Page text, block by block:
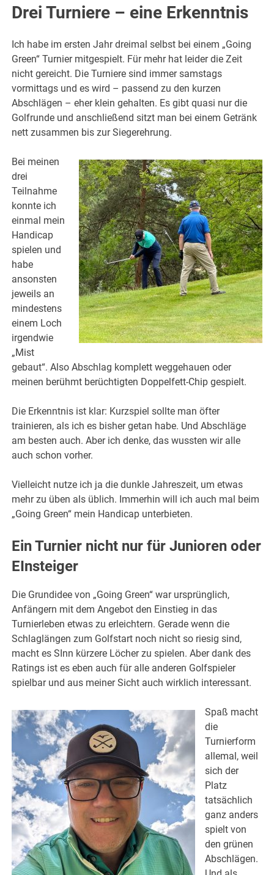
Drei Turniere – eine Erkenntnis
Ich habe im ersten Jahr dreimal selbst bei einem „Going
Green“ Turnier mitgespielt. Für mehr hat leider die Zeit
nicht gereicht. Die Turniere sind immer samstags
vormittags und es wird – passend zu den kurzen
Abschlägen – eher klein gehalten. Es gibt quasi nur die
Golfrunde und anschließend sitzt man bei einem Getränk
nett zusammen bis zur Siegerehrung.
Bei meinen
drei
Teilnahme
konnte ich
einmal mein
Handicap
spielen und
habe
ansonsten
jeweils an
mindestens
einem Loch
irgendwie
„Mist
gebaut“. Also Abschlag komplett weggehauen oder
meinen berühmt berüchtigten Doppelfett-Chip gespielt.
Die Erkenntnis ist klar: Kurzspiel sollte man öfter
trainieren, als ich es bisher getan habe. Und Abschläge
am besten auch. Aber ich denke, das wussten wir alle
auch schon vorher.
Vielleicht nutze ich ja die dunkle Jahreszeit, um etwas
mehr zu üben als üblich. Immerhin will ich auch mal beim
„Going Green“ mein Handicap unterbieten.
Ein Turnier nicht nur für Junioren oder
EInsteiger
Die Grundidee von „Going Green“ war ursprünglich,
Anfängern mit dem Angebot den Einstieg in das
Turnierleben etwas zu erleichtern. Gerade wenn die
Schlaglängen zum Golfstart noch nicht so riesig sind,
macht es SInn kürzere Löcher zu spielen. Aber dank des
Ratings ist es eben auch für alle anderen Golfspieler
spielbar und aus meiner Sicht auch wirklich interessant.
Spaß macht
die
Turnierform
allemal, weil
sich der
Platz
tatsächlich
ganz anders
spielt von
den grünen
Abschlägen.